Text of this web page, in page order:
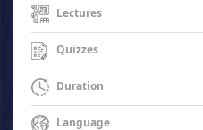
Lectures
Quizzes
Duration
Language